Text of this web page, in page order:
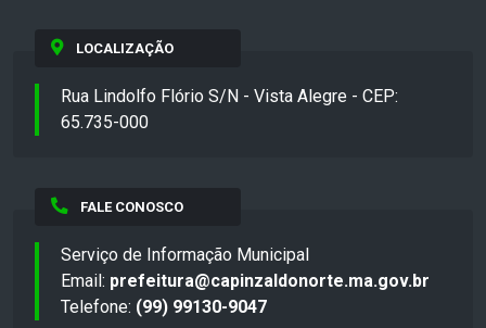
LOCALIZAÇÃO
Rua Lindolfo Flório S/N - Vista Alegre - CEP:
65.735-000
FALE CONOSCO
Serviço de Informação Municipal
Email: prefeitura@capinzaldonorte.ma.gov.br
Telefone: (99) 99130-9047